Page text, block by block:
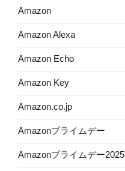
Amazon
Amazon Alexa
Amazon Echo
Amazon Key
Amazon.co.jp
Amazonプライムデー
Amazonプライムデー2025